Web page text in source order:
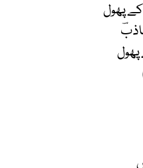
پھول